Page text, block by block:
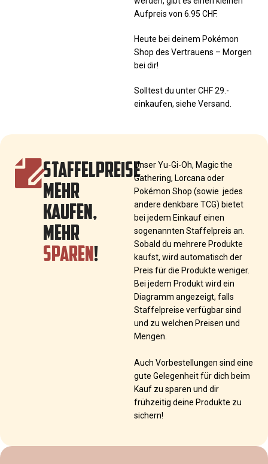
Aufpreis von 6.95 CHF.
Heute bei deinem Pokémon
Shop des Vertrauens – Morgen
bei dir!
Solltest du unter CHF 29.-
einkaufen, siehe Versand.
STAFFELPREISE
MEHR
KAUFEN,
MEHR
SPAREN!
Unser Yu-Gi-Oh, Magic the
Gathering, Lorcana oder
Pokémon Shop (sowie jedes
andere denkbare TCG) bietet
bei jedem Einkauf einen
sogenannten Staffelpreis an.
Sobald du mehrere Produkte
kaufst, wird automatisch der
Preis für die Produkte weniger.
Bei jedem Produkt wird ein
Diagramm angezeigt, falls
Staffelpreise verfügbar sind
und zu welchen Preisen und
Mengen.
Auch Vorbestellungen sind eine
gute Gelegenheit für dich beim
Kauf zu sparen und dir
frühzeitig deine Produkte zu
sichern!